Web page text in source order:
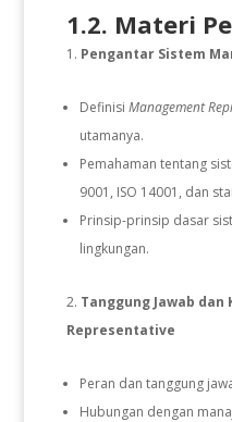
1.2. Materi
Pengantar Sistem
Definisi Management
utamanya.
Pemahaman tentang
9001, ISO 14001, dan
Prinsip-prinsip dasar
lingkungan.
Tanggung Jawab
Representative
Peran dan tanggung
Hubungan dengan